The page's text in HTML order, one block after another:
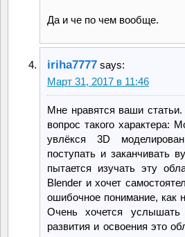
Да и че по чем вообще.
iriha7777 says:
Март 31, 2017 в 11:46
Мне нравятся ваши
вопрос такого характера:
увлёкся 3D
поступать и заканчивать
пытается изучать эту
Blender и хочет
ошибочное понимание, как
Очень хочется услышать
развития и освоения это